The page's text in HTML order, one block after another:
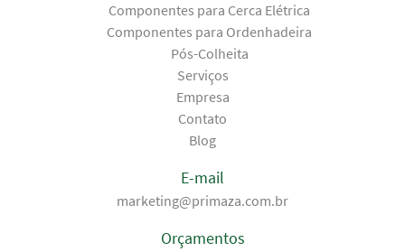
Componentes para Cerca Elétrica
Componentes para Ordenhadeira
Pós-Colheita
Serviços
Empresa
Contato
Blog
E-mail
marketing@primaza.com.br
Orçamentos